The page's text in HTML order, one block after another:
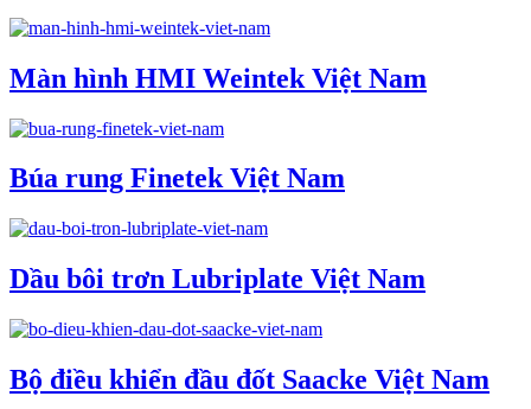
Màn hình HMI Weintek Việt Nam
Búa rung Finetek Việt Nam
Dầu bôi trơn Lubriplate Việt Nam
Bộ điều khiển đầu đốt Saacke Việt Nam